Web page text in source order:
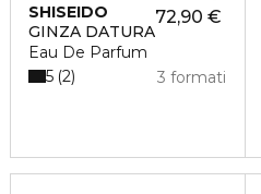
SHISEIDO
GINZA DATURA
Eau De Parfum
72,90 €
3 formati
5 2